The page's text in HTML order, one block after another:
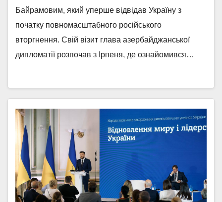
Байрамовим, який уперше відвідав Україну з
початку повномасштабного російського
вторгнення. Свій візит глава азербайджанської
дипломатії розпочав з Ірпеня, де ознайомився…